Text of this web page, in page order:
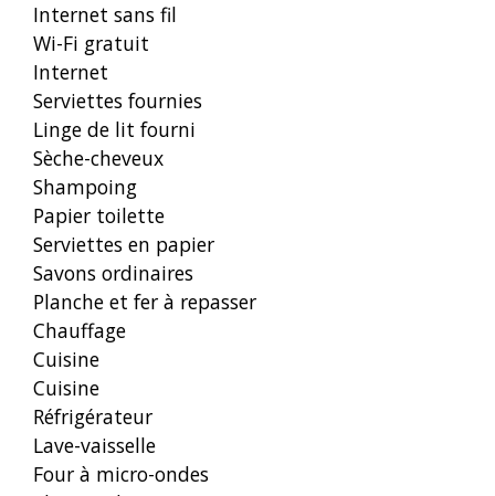
Internet sans fil
Wi-Fi gratuit
Internet
Serviettes fournies
Linge de lit fourni
Sèche-cheveux
Shampoing
Papier toilette
Serviettes en papier
Savons ordinaires
Planche et fer à repasser
Chauffage
Cuisine
Cuisine
Réfrigérateur
Lave-vaisselle
Four à micro-ondes